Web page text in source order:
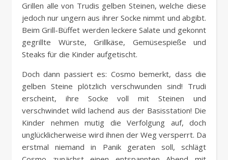
Grillen alle von Trudis gelben Steinen, welche diese
jedoch nur ungern aus ihrer Socke nimmt und abgibt.
Beim Grill-Büffet werden leckere Salate und gekonnt
gegrillte Würste, Grillkäse, Gemüsespieße und
Steaks für die Kinder aufgetischt.
Doch dann passiert es: Cosmo bemerkt, dass die
gelben Steine plötzlich verschwunden sind! Trudi
erscheint, ihre Socke voll mit Steinen und
verschwindet wild lachend aus der Basisstation! Die
Kinder nehmen mutig die Verfolgung auf, doch
unglücklicherweise wird ihnen der Weg versperrt. Da
erstmal niemand in Panik geraten soll, schlägt